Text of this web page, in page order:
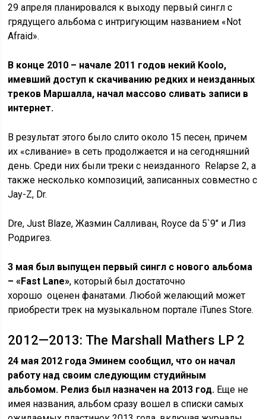
29 апреля планировался к выходу первый сингл с
грядущего альбома с интригующим названием «Not
Afraid».
В конце 2010 – начале 2011 годов некий Koolo,
имевший доступ к скачиванию редких и неизданных
треков Маршалла, начал массово сливать записи в
интернет.
В результат этого было слито около 15 песен, причем
их «сливание» в сеть продолжается и на сегодняшний
день. Среди них были треки с неизданного Relapse 2, а
также несколько композиций, записанных совместно с
Jay-Z, Dr.
Dre, Just Blaze, Жазмин Салливан, Royce da 5`9″ и Лиз
Родригез.
3 мая был выпущен первый сингл с нового альбома
– «Fast Lane», который был достаточно
хорошо оценен фанатами. Любой желающий может
приобрести трек на музыкальном портале iTunes Store.
2012—2013: The Marshall Mathers LP 2
24 мая 2012 года Эминем сообщил, что он начал
работу над своим следующим студийным
альбомом. Релиз был назначен на 2013 год. Еще не
имея названия, альбом сразу вошел в списки самых